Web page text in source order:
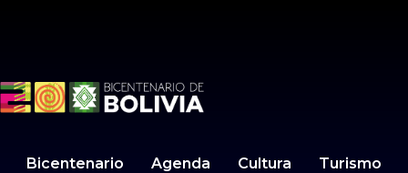
Bicentenario Agenda Cultura Turismo